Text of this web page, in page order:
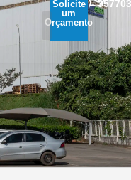
Solicite
um
Orçamento